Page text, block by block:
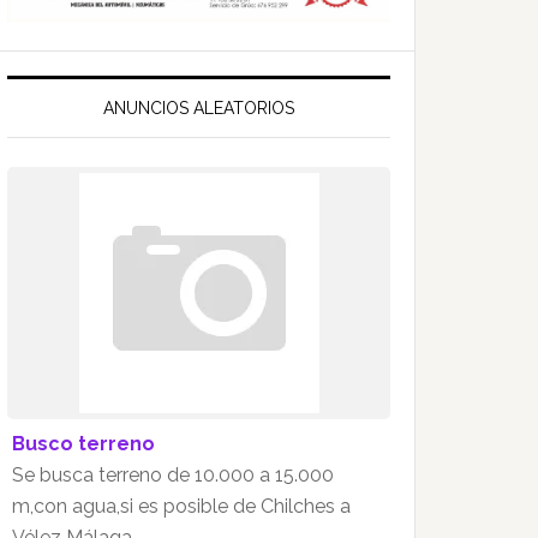
ANUNCIOS ALEATORIOS
Busco terreno
Se busca terreno de 10.000 a 15.000
m,con agua,si es posible de Chilches a